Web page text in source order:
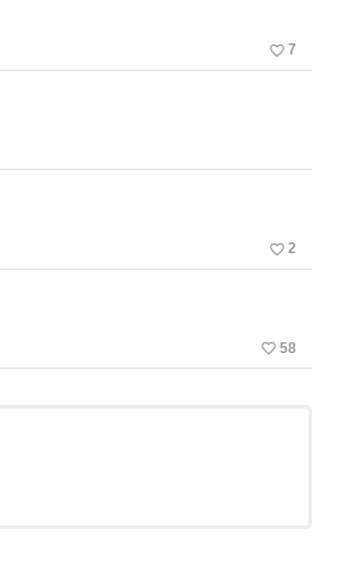
favorite_border 7
favorite_border 2
favorite_border 58